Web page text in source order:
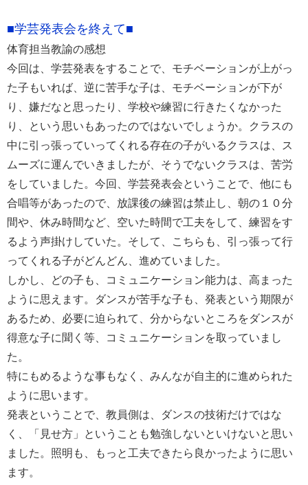
■学芸発表会を終えて■
体育担当教諭の感想
今回は、学芸発表をすることで、モチベーションが上がっ
た子もいれば、逆に苦手な子は、モチベーションが下が
り、嫌だなと思ったり、学校や練習に行きたくなかった
り、という思いもあったのではないでしょうか。クラスの
中に引っ張っていってくれる存在の子がいるクラスは、ス
ムーズに運んでいきましたが、そうでないクラスは、苦労
をしていました。今回、学芸発表会ということで、他にも
合唱等があったので、放課後の練習は禁止し、朝の１０分
間や、休み時間など、空いた時間で工夫をして、練習をす
るよう声掛けしていた。そして、こちらも、引っ張って行
ってくれる子がどんどん、進めていました。
しかし、どの子も、コミュニケーション能力は、高まった
ように思えます。ダンスが苦手な子も、発表という期限が
あるため、必要に迫られて、分からないところをダンスが
得意な子に聞く等、コミュニケーションを取っていまし
た。
特にもめるような事もなく、みんなが自主的に進められた
ように思います。
発表ということで、教員側は、ダンスの技術だけではな
く、「見せ方」ということも勉強しないといけないと思い
ました。照明も、もっと工夫できたら良かったように思い
ます。